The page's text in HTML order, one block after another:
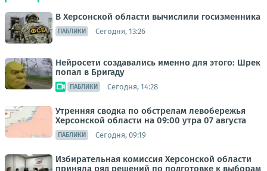
В Херсонской области вычислили госизменника
ПАБЛИКИ Сегодня, 13:26
Нейросети создавались именно для этого: Шрек
попал в Бригаду
ПАБЛИКИ Сегодня, 14:28
Утренняя сводка по обстрелам левобережья
Херсонской области на 09:00 утра 07 августа
ПАБЛИКИ Сегодня, 09:19
Избирательная комиссия Херсонской области
приняла ряд решений по подготовке к выборам